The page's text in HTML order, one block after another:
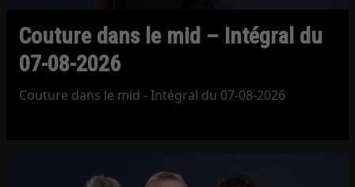
Couture dans le mid – Intégral du
07-08-2026
Couture dans le mid - Intégral du 07-08-2026